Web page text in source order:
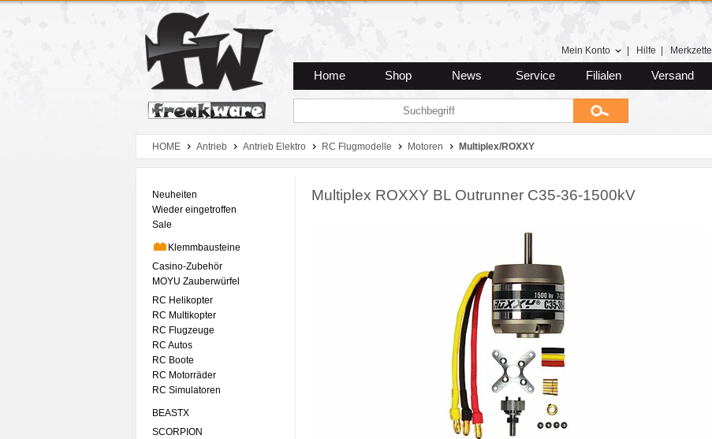
Zum Hauptmenue
Zum Seiteninhalt
Zum Warenkob
Mein Konto Hilfe Merkzettel
Home Shop News Service Filialen Versand
HOME Antrieb Antrieb Elektro RC Flugmodelle Motoren Multiplex/ROXXY
Neuheiten
Wieder eingetroffen
Sale
Klemmbausteine
Casino-Zubehör
MOYU Zauberwürfel
RC Helikopter
RC Multikopter
RC Flugzeuge
RC Autos
RC Boote
RC Motorräder
RC Simulatoren
BEASTX
SCORPION
Multiplex ROXXY BL Outrunner C35-36-1500kV